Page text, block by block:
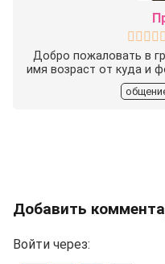
Добро пожаловать в
имя возраст от куда и
Добавить
Войти через: